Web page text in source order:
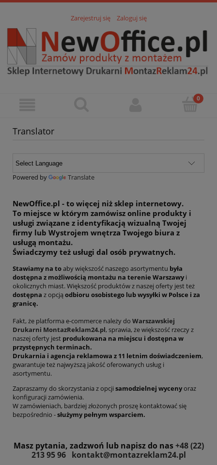
Zarejestruj się Zaloguj się
Translator
Powered by Translate
NewOffice.pl - to więcej niż sklep internetowy.
To miejsce w którym zamówisz online produkty i
usługi związane z identyfikacją wizualną Twojej
firmy lub Wystrojem wnętrza Twojego biura z
usługą montażu.
Świadczymy też usługi dal osób prywatnych.
Stawiamy na toaby większość naszego asortymentu była
dostępna z możliwością montażu na terenie Warszawyi
okolicznych miast. Większość produktów z naszej oferty jest też
dostępna z opcją odbioru osobistego lub wysyłki w Polsce i za
granicę.
Fakt, że platforma e-commerce należy do Warszawskiej
Drukarni MontazReklam24.pl, sprawia, że większość rzeczy z
naszej oferty jest produkowana na miejscu i dostępna w
przystępnych terminach.
Drukarnia i agencja reklamowa z 11 letnim doświadczeniem,
gwarantuje też najwyższą jakość oferowanych usług i
asortymentu.
Zapraszamy do skorzystania z opcji samodzielnej wycenyoraz
konfiguracji zamówienia.
W zamówieniach, bardziej złożonych proszę kontaktować się
bezpośrednio -służymy pełnym wsparciem.
Masz pytania, zadzwoń lub napisz do nas+48 (22)
213 95 96
kontakt@montazreklam24.pl